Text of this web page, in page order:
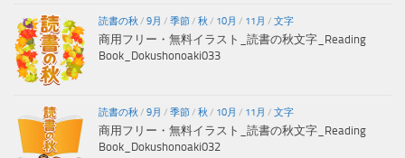
読書の秋 / 9月 / 季節/ 秋 / 10月 / 11月 / 文字
商用フリー・無料イラスト_読書の秋文字_Reading
Book_Dokushonoaki033
読書の秋 / 9月 / 季節/ 秋 / 10月 / 11月 / 文字
商用フリー・無料イラスト_読書の秋文字_Reading
Book_Dokushonoaki032